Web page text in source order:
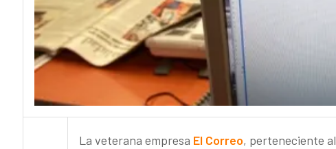
La veterana empresa El Correo, perteneciente al